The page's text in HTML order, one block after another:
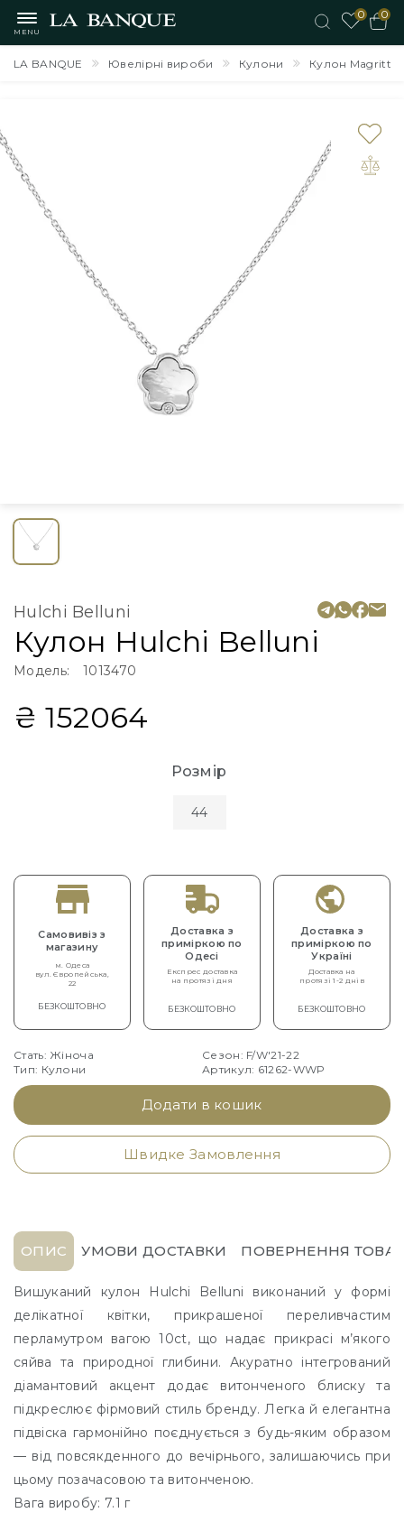
MENU
0
0
LA BANQUE Ювелірні вироби Кулони Кулон Magritte
Hulchi Belluni
Кулон Hulchi Belluni
Модель: 1013470
₴ 152064
Розмір
44
Самовивіз з
магазину
м. Одеса
вул. Європейська,
22
БЕЗКОШТОВНО
Доставка з
приміркою по
Одесі
Експрес доставка
на протязі дня
БЕЗКОШТОВНО
Доставка з
приміркою по
Україні
Доставка на
протязі 1-2 днів
БЕЗКОШТОВНО
Стать: Жіноча
Тип: Кулони
Сезон: F/W'21-22
Артикул: 61262-WWP
Додати в кошик
Швидке Замовлення
ОПИС УМОВИ ДОСТАВКИ ПОВЕРНЕННЯ
Вишуканий кулон Hulchi Belluni виконаний у формі
делікатної квітки, прикрашеної переливчастим
перламутром вагою 10ct, що надає прикрасі м’якого
сяйва та природної глибини. Акуратно інтегрований
діамантовий акцент додає витонченого блиску та
підкреслює фірмовий стиль бренду. Легка й елегантна
підвіска гармонійно поєднується з будь-яким образом
— від повсякденного до вечірнього, залишаючись при
цьому позачасовою та витонченою.
Вага виробу: 7.1 г